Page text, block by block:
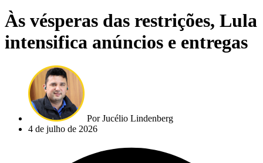
Às vésperas das restrições, Lula
intensifica anúncios e entregas
PorJucélio Lindenberg
4 de julho de 2026